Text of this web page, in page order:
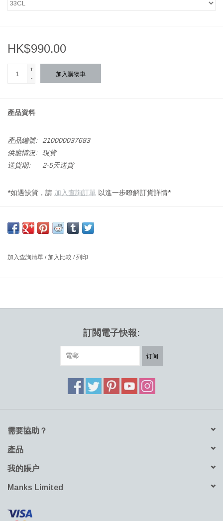
HK$990.00
+
-
加入購物車
產品資料
產品編號:
210000037683
供應情況:
現貨
送貨期:
2-5天送貨
*如遇缺貨，請 加入查詢訂單 以進一步瞭解訂貨詳情*
設計師: ROYAL COPENHAGEN, 2017 丹麥
物。字母 (Alphabet) 系列的靈感來自於皇家哥本哈根龐大的手繪裝
加入查詢清單 / 加入比較 /列印
訂閲電子快報:
订阅
需要協助？
產品
我的賬户
Manks Limited